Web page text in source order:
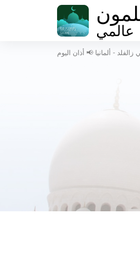
عالمي
- ألمانيا 📢 أذان اليوم